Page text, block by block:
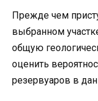
Прежде чем
выбранном
общую
оценить
резервуаров в